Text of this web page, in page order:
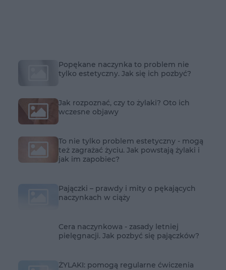
Popękane naczynka to problem nie
tylko estetyczny. Jak się ich pozbyć?
Jak rozpoznać, czy to żylaki? Oto ich
wczesne objawy
To nie tylko problem estetyczny - mogą
też zagrażać życiu. Jak powstają żylaki i
jak im zapobiec?
Pajączki – prawdy i mity o pękających
naczynkach w ciąży
Cera naczynkowa - zasady letniej
pielęgnacji. Jak pozbyć się pajączków?
ŻYLAKI: pomogą regularne ćwiczenia